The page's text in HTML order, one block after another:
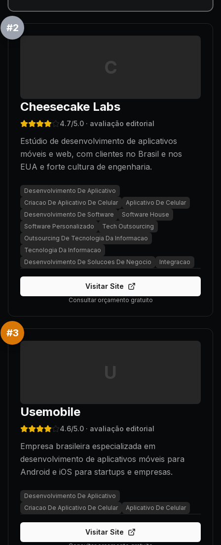
#2
C
Cheesecake Labs
4.7/5.0 · avaliação editorial
Estúdio de desenvolvimento de aplicativos
móveis e web, com clientes no Brasil e nos
EUA e forte cultura de engenharia.
Desenvolvimento De Aplicativo
Criacao De Aplicativo De Celular
Aplicativo De Celular
Desenvolvimento De Software
Software House
Software Personalizado
Tech Outsourcing
Outsourcing De Tecnologia Da Informacao
Tecnologia Da Informacao
Desenvolvimento De Solucoes De Negocio
Integracao
Visitar Site
Consultar orçamento gratuito
#3
U
Usemobile
4.6/5.0 · avaliação editorial
Empresa brasileira especializada em
desenvolvimento de aplicativos móveis para
Android e iOS para startups e empresas.
Desenvolvimento De Aplicativo
Criacao De Aplicativo De Celular
Aplicativo De Celular
Visitar Site